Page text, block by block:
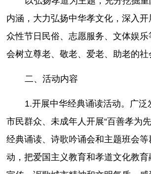
内涵，大力弘扬中华孝文化，深入
众性节日民俗、志愿服务、文体娱
会树立尊老、敬老、爱老、助老的社
二、活动内容
1.开展中华经典诵读活动。广泛
市民群众、未成年人开展“百善孝为
经典诵读、诗歌吟诵会和主题班会
动，把爱国主义教育和孝道文化教育